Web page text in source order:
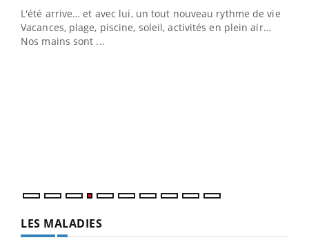
L'été arrive… et avec lui, un tout nouveau rythme de vie !
Vacances, plage, piscine, soleil, activités en plein air…
Nos mains sont ...
LES MALADIES